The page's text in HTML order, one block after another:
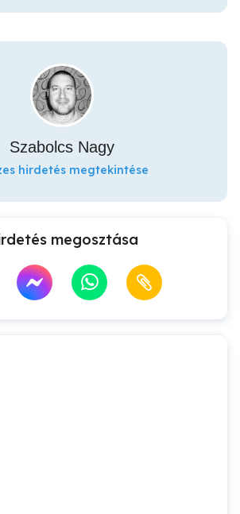
Szabolcs Nagy
hirdetés megtekintése
megosztása